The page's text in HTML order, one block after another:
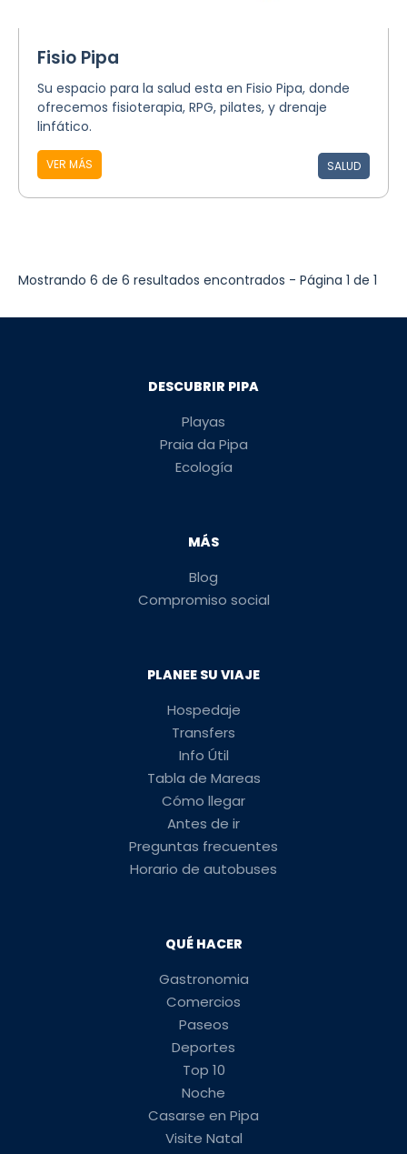
Fisio Pipa
Su espacio para la salud esta en Fisio Pipa, donde
ofrecemos fisioterapia, RPG, pilates, y drenaje
linfático.
VER MÁS SALUD
Mostrando 6 de 6 resultados encontrados - Página 1 de 1
DESCUBRIR PIPA
Playas
Praia da Pipa
Ecología
MÁS
Blog
Compromiso social
PLANEE SU VIAJE
Hospedaje
Transfers
Info Útil
Tabla de Mareas
Cómo llegar
Antes de ir
Preguntas frecuentes
Horario de autobuses
QUÉ HACER
Gastronomia
Comercios
Paseos
Deportes
Top 10
Noche
Casarse en Pipa
Visite Natal